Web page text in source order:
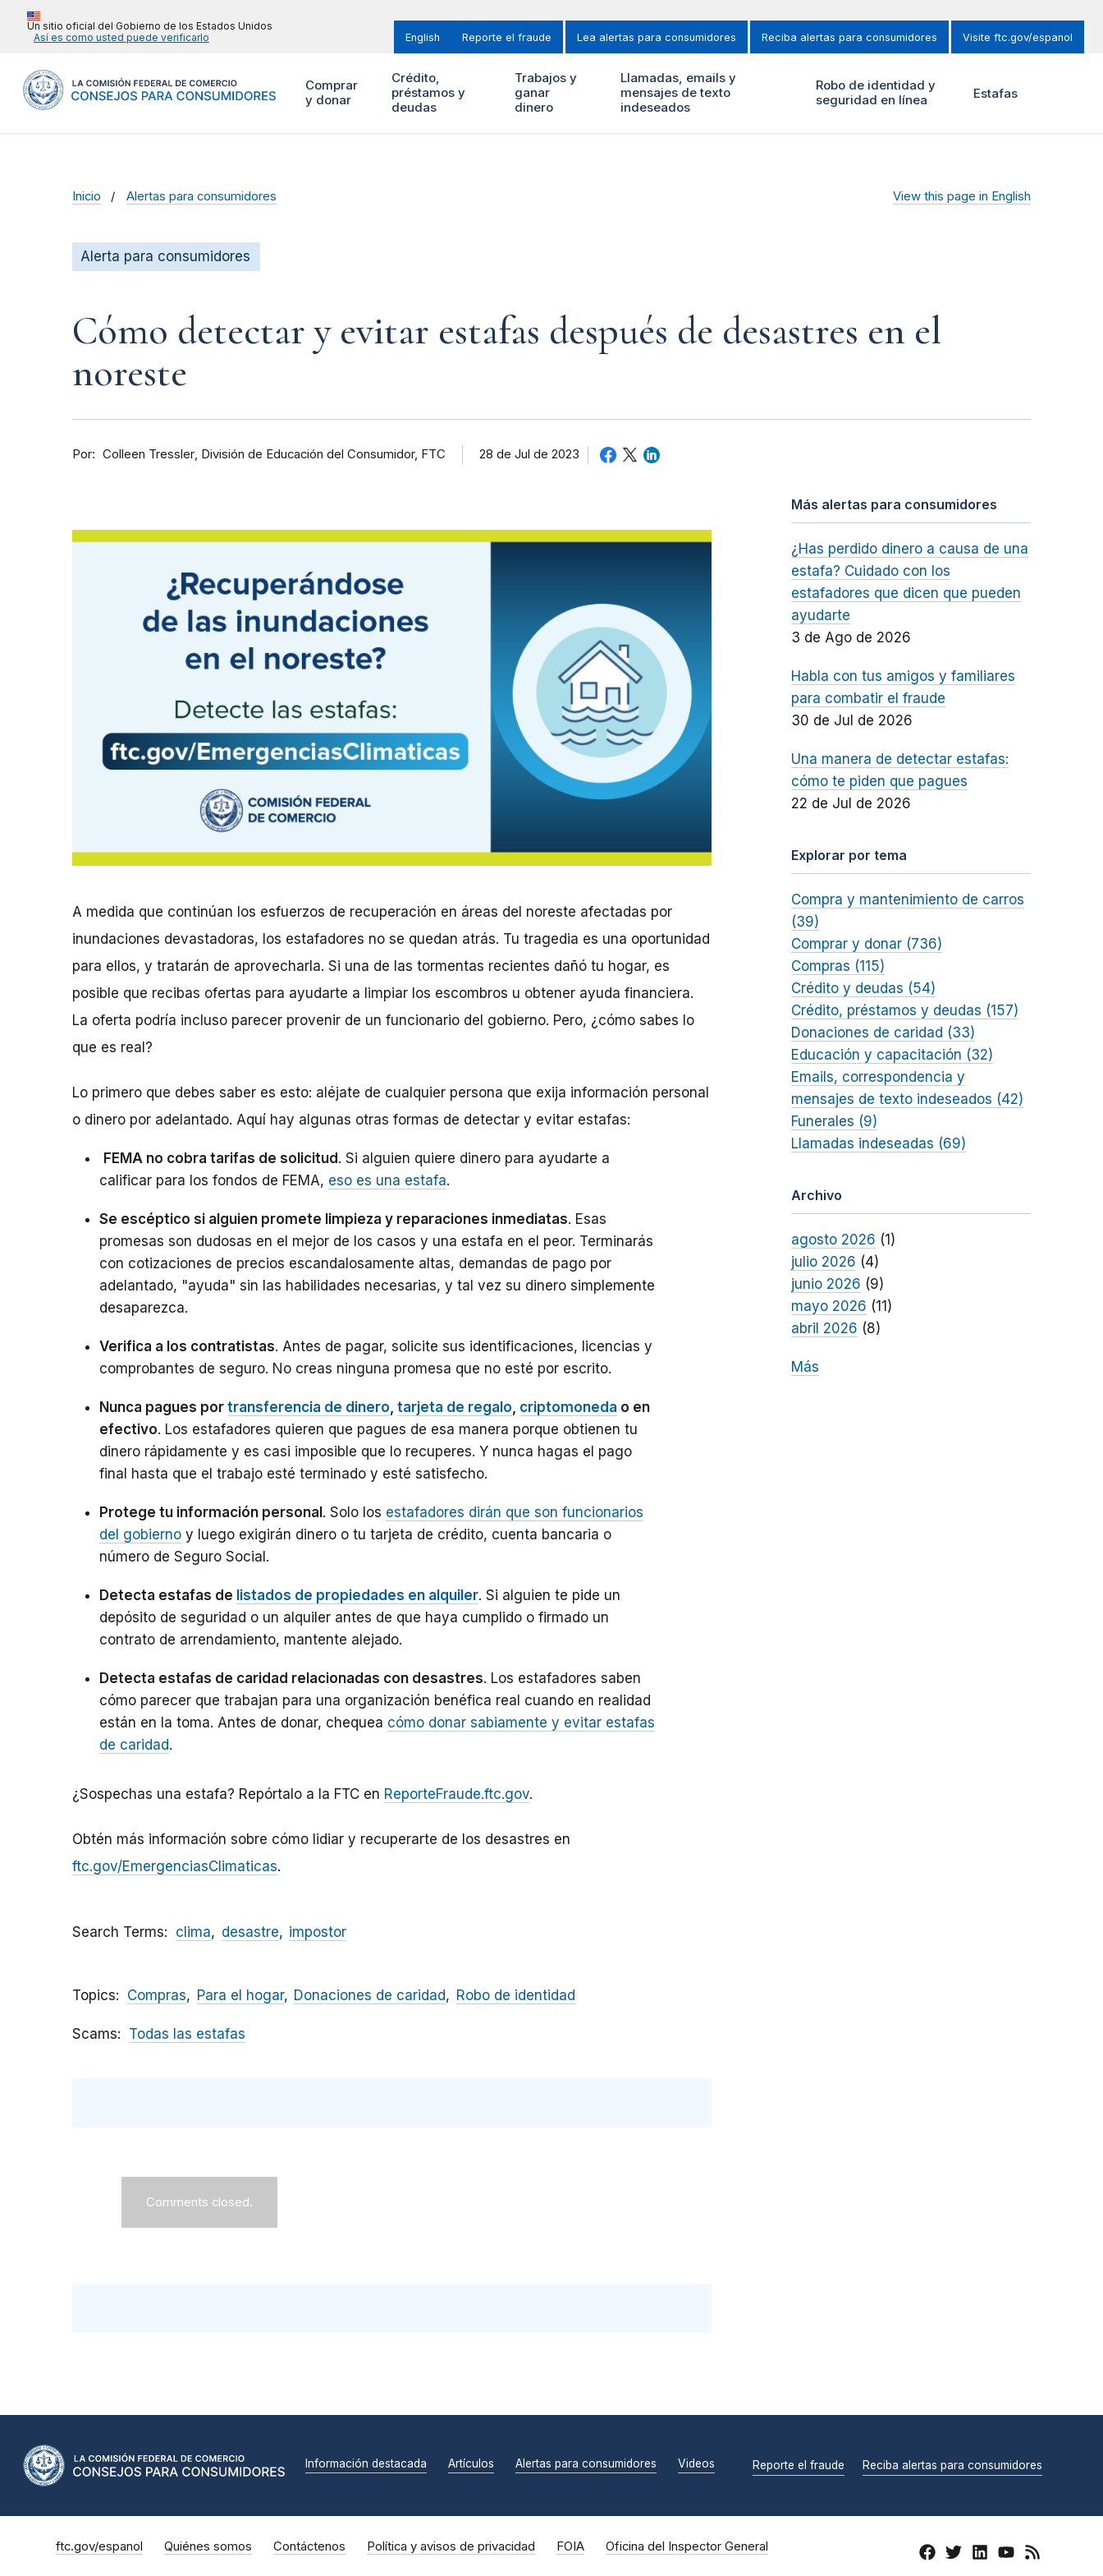
Un sitio oficial del Gobierno de los Estados Unidos
Así es como usted puede verificarlo
English Reporte el fraude Lea alertas para consumidores Reciba alertas para consumidores Visite ftc.gov/espanol
Comprar
y donar
Crédito,
préstamos y
deudas
Trabajos y
ganar
dinero
Llamadas, emails y
mensajes de texto
indeseados
Robo de identidad y
seguridad en línea
Estafas
Inicio Alertas para consumidores View this page in English
Alerta para consumidores
Cómo detectar y evitar estafas después de desastres en el
noreste
Por Colleen Tressler División de Educación del Consumidor, FTC 28 de Jul de 2023
A medida que continúan los esfuerzos de recuperación en áreas del noreste afectadas por
inundaciones devastadoras, los estafadores no se quedan atrás. Tu tragedia es una oportunidad
para ellos, y tratarán de aprovecharla. Si una de las tormentas recientes dañó tu hogar, es
posible que recibas ofertas para ayudarte a limpiar los escombros u obtener ayuda financiera.
La oferta podría incluso parecer provenir de un funcionario del gobierno. Pero, ¿cómo sabes lo
que es real?
Lo primero que debes saber es esto: aléjate de cualquier persona que exija información personal
o dinero por adelantado. Aquí hay algunas otras formas de detectar y evitar estafas:
FEMA no cobra tarifas de solicitud . Si alguien quiere dinero para ayudarte a
calificar para los fondos de FEMA, eso es una estafa.
Se escéptico si alguien promete limpieza y reparaciones inmediatas. Esas
promesas son dudosas en el mejor de los casos y una estafa en el peor. Terminarás
con cotizaciones de precios escandalosamente altas, demandas de pago por
adelantado, "ayuda" sin las habilidades necesarias, y tal vez su dinero simplemente
desaparezca.
Verifica a los contratistas. Antes de pagar, solicite sus identificaciones, licencias y
comprobantes de seguro. No creas ninguna promesa que no esté por escrito.
Nunca pagues por transferencia de dinero, tarjeta de regalo, criptomoneda o en
efectivo. Los estafadores quieren que pagues de esa manera porque obtienen tu
dinero rápidamente y es casi imposible que lo recuperes. Y nunca hagas el pago
final hasta que el trabajo esté terminado y esté satisfecho.
Protege tu información personal . Solo los estafadores dirán que son funcionarios
del gobierno y luego exigirán dinero o tu tarjeta de crédito, cuenta bancaria o
número de Seguro Social.
Detecta estafas de listados de propiedades en alquiler. Si alguien te pide un
depósito de seguridad o un alquiler antes de que haya cumplido o firmado un
contrato de arrendamiento, mantente alejado.
Detecta estafas de caridad relacionadas con desastres. Los estafadores saben
cómo parecer que trabajan para una organización benéfica real cuando en realidad
están en la toma. Antes de donar, chequea cómo donar sabiamente y evitar estafas
de caridad.
¿Sospechas una estafa? Repórtalo a la FTC en ReporteFraude.ftc.gov.
Obtén más información sobre cómo lidiar y recuperarte de los desastres en
ftc.gov/EmergenciasClimaticas.
Search Terms clima desastre impostor
Topics Compras Para el hogar Donaciones de caridad Robo de identidad
Scams Todas las estafas
Comments closed.
Más alertas para consumidores
¿Has perdido dinero a causa de una
estafa? Cuidado con los
estafadores que dicen que pueden
ayudarte
3 de Ago de 2026
Habla con tus amigos y familiares
para combatir el fraude
30 de Jul de 2026
Una manera de detectar estafas:
cómo te piden que pagues
22 de Jul de 2026
Explorar por tema
Compra y mantenimiento de carros
(39)
Comprar y donar (736)
Compras (115)
Crédito y deudas (54)
Crédito, préstamos y deudas (157)
Donaciones de caridad (33)
Educación y capacitación (32)
Emails, correspondencia y
mensajes de texto indeseados (42)
Funerales (9)
Llamadas indeseadas (69)
Archivo
agosto 2026 (1)
julio 2026 (4)
junio 2026 (9)
mayo 2026 (11)
abril 2026 (8)
Más
Información destacada Artículos Alertas para consumidores Videos Reporte el fraude Reciba alertas para consumidores
ftc.gov/espanol Quiénes somos Contáctenos Política y avisos de privacidad FOIA Oficina del Inspector General